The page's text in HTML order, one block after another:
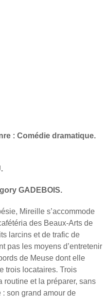
: Comédie dramatique.
GADEBOIS.
Mireille s’accommode
des Beaux-Arts de
larcins et de trafic de
pas les moyens d’entretenir
de Meuse dont elle
trois locataires. Trois
routine et la préparer, sans
: son grand amour de